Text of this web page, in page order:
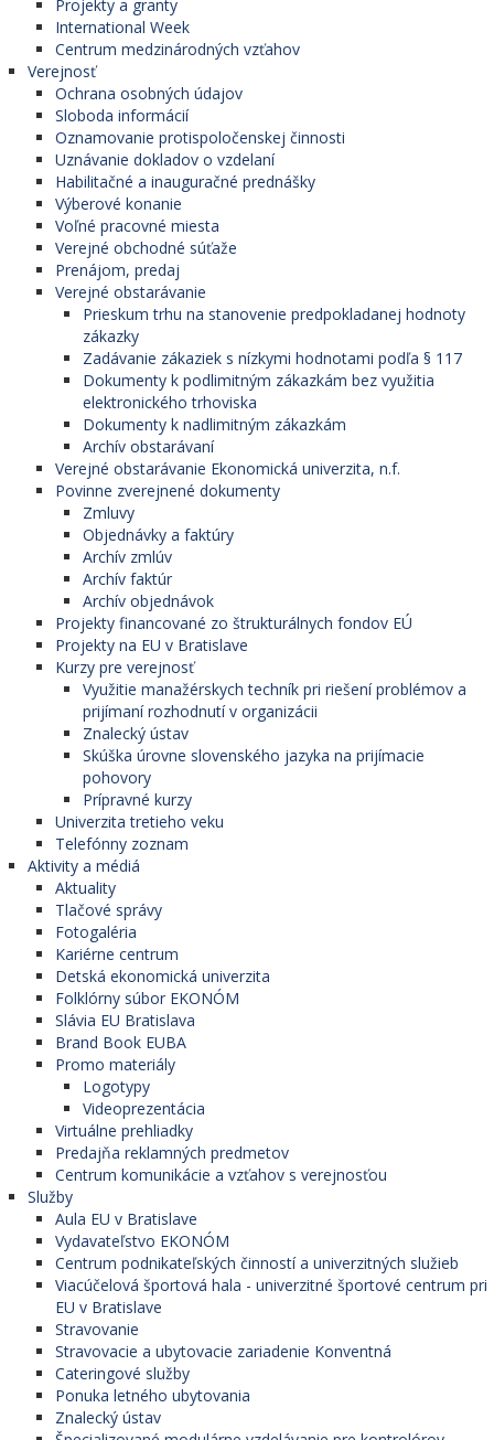
Projekty a granty
International Week
Centrum medzinárodných vzťahov
Verejnosť
Ochrana osobných údajov
Sloboda informácií
Oznamovanie protispoločenskej činnosti
Uznávanie dokladov o vzdelaní
Habilitačné a inauguračné prednášky
Výberové konanie
Voľné pracovné miesta
Verejné obchodné súťaže
Prenájom, predaj
Verejné obstarávanie
Prieskum trhu na stanovenie predpokladanej hodnoty
zákazky
Zadávanie zákaziek s nízkymi hodnotami podľa § 117
Dokumenty k podlimitným zákazkám bez využitia
elektronického trhoviska
Dokumenty k nadlimitným zákazkám
Archív obstarávaní
Verejné obstarávanie Ekonomická univerzita, n.f.
Povinne zverejnené dokumenty
Zmluvy
Objednávky a faktúry
Archív zmlúv
Archív faktúr
Archív objednávok
Projekty financované zo štrukturálnych fondov EÚ
Projekty na EU v Bratislave
Kurzy pre verejnosť
Využitie manažérskych techník pri riešení problémov a
prijímaní rozhodnutí v organizácii
Znalecký ústav
Skúška úrovne slovenského jazyka na prijímacie
pohovory
Prípravné kurzy
Univerzita tretieho veku
Telefónny zoznam
Aktivity a médiá
Aktuality
Tlačové správy
Fotogaléria
Kariérne centrum
Detská ekonomická univerzita
Folklórny súbor EKONÓM
Slávia EU Bratislava
Brand Book EUBA
Promo materiály
Logotypy
Videoprezentácia
Virtuálne prehliadky
Predajňa reklamných predmetov
Centrum komunikácie a vzťahov s verejnosťou
Služby
Aula EU v Bratislave
Vydavateľstvo EKONÓM
Centrum podnikateľských činností a univerzitných služieb
Viacúčelová športová hala - univerzitné športové centrum pri
EU v Bratislave
Stravovanie
Stravovacie a ubytovacie zariadenie Konventná
Cateringové služby
Ponuka letného ubytovania
Znalecký ústav